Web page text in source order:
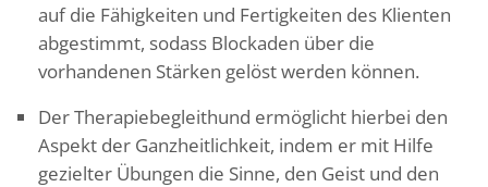
auf die Fähigkeiten und Fertigkeiten des Klienten
abgestimmt, sodass Blockaden über die
vorhandenen Stärken gelöst werden können.
Der Therapiebegleithund ermöglicht hierbei den
Aspekt der Ganzheitlichkeit, indem er mit Hilfe
gezielter Übungen die Sinne, den Geist und den